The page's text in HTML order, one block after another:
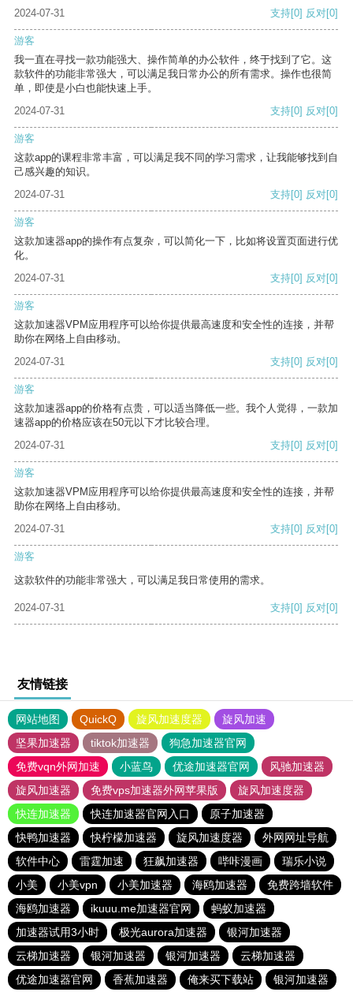
2024-07-31
支持[0] 反对[0]
游客
我一直在寻找一款功能强大、操作简单的办公软件，终于找到了它。这
款软件的功能非常强大，可以满足我日常办公的所有需求。操作也很简
单，即使是小白也能快速上手。
2024-07-31
支持[0] 反对[0]
游客
这款app的课程非常丰富，可以满足我不同的学习需求，让我能够找到自
己感兴趣的知识。
2024-07-31
支持[0] 反对[0]
游客
这款加速器app的操作有点复杂，可以简化一下，比如将设置页面进行优
化。
2024-07-31
支持[0] 反对[0]
游客
这款加速器VPM应用程序可以给你提供最高速度和安全性的连接，并帮
助你在网络上自由移动。
2024-07-31
支持[0] 反对[0]
游客
这款加速器app的价格有点贵，可以适当降低一些。我个人觉得，一款加
速器app的价格应该在50元以下才比较合理。
2024-07-31
支持[0] 反对[0]
游客
这款加速器VPM应用程序可以给你提供最高速度和安全性的连接，并帮
助你在网络上自由移动。
2024-07-31
支持[0] 反对[0]
游客
这款软件的功能非常强大，可以满足我日常使用的需求。
2024-07-31 支持[0] 反对[0]
友情链接
网站地图 QuickQ 旋风加速度器
旋风加速
坚果加速器
tiktok加速器
狗急加速器官网
免费vqn外网加速
小蓝鸟 优途加速器官网
风驰加速器
旋风加速器
免费vps加速器外网苹果版
旋风加速度器
快连加速器
快连加速器官网入口
原子加速器
快鸭加速器
快柠檬加速器 旋风加速度器
外网网址导航
软件中心
雷霆加速 狂飙加速器 哔咔漫画
瑞乐小说
小美
小美vpn 小美加速器 海鸥加速器
免费跨墙软件
海鸥加速器
ikuuu.me加速器官网
蚂蚁加速器
加速器试用3小时
极光aurora加速器
银河加速器
云梯加速器
银河加速器 银河加速器
云梯加速器
优途加速器官网
香蕉加速器 俺来买下载站 银河加速器